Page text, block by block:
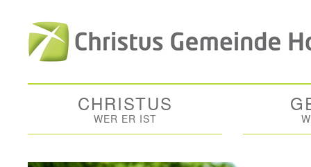
CHRISTUS
WER ER IST